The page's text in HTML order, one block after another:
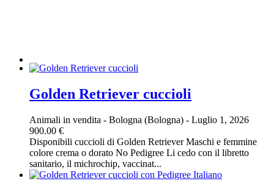
Golden Retriever cuccioli
Animali in vendita - Bologna (Bologna) - Luglio 1, 2026
900.00 €
Disponibili cuccioli di Golden Retriever Maschi e femmine
colore crema o dorato No Pedigree Li cedo con il libretto
sanitario, il michrochip, vaccinat...